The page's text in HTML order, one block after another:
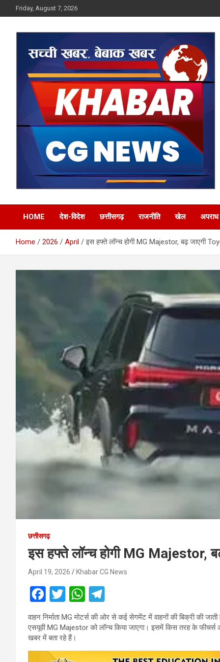
to
Friday, August 7, 2026
Khabar CG News
HOME देश-विदेश छत्तीसगढ़ राजनीति खेल अपराध
Home 2026 April इस हफ्ते लॉन्‍च होगी MG Majestor, बढ़ जाएगी
छत्तीसगढ़
इस हफ्ते लॉन्‍च होगी MG Majestor,
April 19, 2026 Khabar CG News
F
a
ce
b
o
T
wi
tt
er
W
h
at
A
el
e
a
वाहन निर्माता MG मोटर्स की ओर से कई सेगमेंट में वाहनों की बिक्री की
एसयूवी MG Majestor को लॉन्‍च किया जाएगा। इसमें किस तरह के
खबर में बता रहे हैं।